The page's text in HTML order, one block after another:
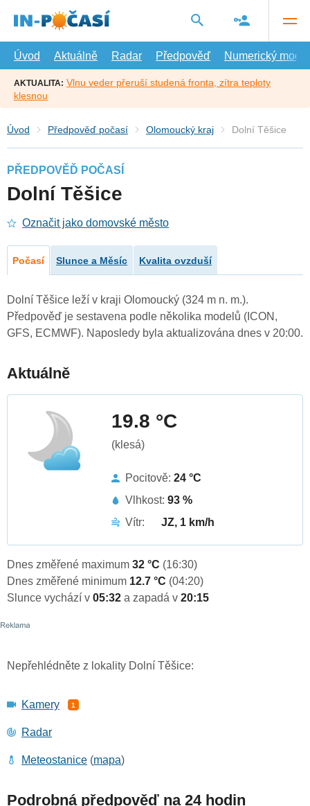
hlavní
Úvod
Aktuálně Radar Předpověď Numerický model
AKTUALITA: Vlnu veder přeruší studená fronta, zítra teploty
klesnou
Úvod Předpověď počasí Olomoucký kraj Dolní Těšice
PŘEDPOVĚĎ POČASÍ
Dolní Těšice
Označit jako domovské město
Počasí Slunce a Měsíc Kvalita ovzduší
Dolní Těšice leží v kraji Olomoucký (324 m n. m.).
Předpověď je sestavena podle několika modelů (ICON,
GFS, ECMWF). Naposledy byla aktualizována dnes v 20:00.
Aktuálně
19.8 °C
(klesá)
Pocitově: 24 °C
Vlhkost: 93 %
Vítr:
JZ, 1 km/h
Dnes změřené maximum 32 °C (16:30)
Dnes změřené minimum 12.7 °C (04:20)
Slunce vychází v 05:32 a zapadá v 20:15
Nepřehlédněte z lokality Dolní Těšice:
Kamery 1
Radar
Meteostanice (mapa)
Podrobná předpověď na 24 hodin